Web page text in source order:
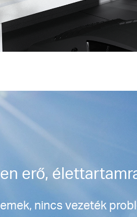
erő,
nincs vezeték